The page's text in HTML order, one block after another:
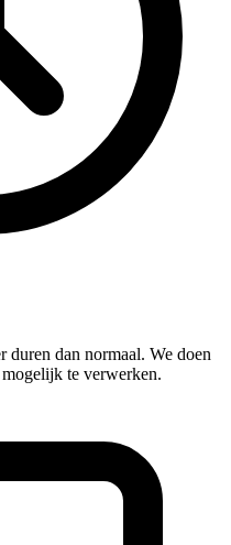
duren dan normaal. We doen
te verwerken.